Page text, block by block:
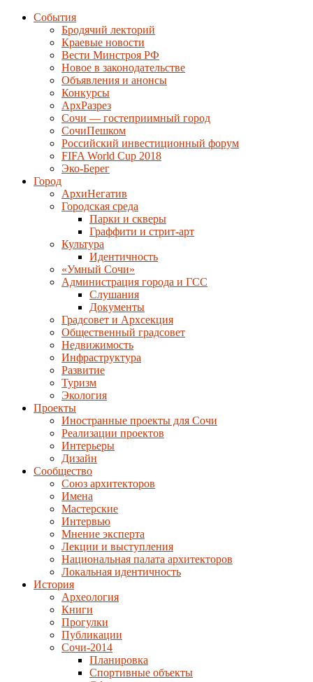
События
Бродячий лекторий
Краевые новости
Вести Минстроя РФ
Новое в законодательстве
Объявления и анонсы
Конкурсы
АрхРазрез
Сочи — гостеприимный город
СочиПешком
Российский инвестиционный форум
FIFA World Cup 2018
Эко-Берег
Город
АрхиНегатив
Городская среда
Парки и скверы
Граффити и стрит-арт
Культура
Идентичность
«Умный Сочи»
Администрация города и ГСС
Слушания
Документы
Градсовет и Архсекция
Общественный градсовет
Недвижимость
Инфраструктура
Развитие
Туризм
Экология
Проекты
Иностранные проекты для Сочи
Реализации проектов
Интерьеры
Дизайн
Сообщество
Союз архитекторов
Имена
Мастерские
Интервью
Мнение эксперта
Лекции и выступления
Национальная палата архитекторов
Локальная идентичность
История
Археология
Книги
Прогулки
Публикации
Сочи-2014
Планировка
Спортивные объекты